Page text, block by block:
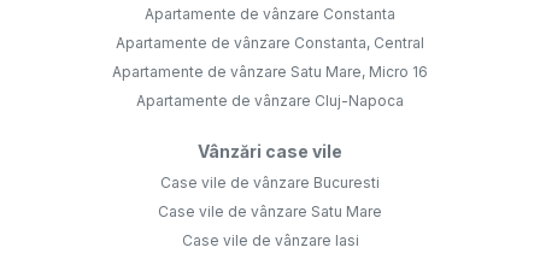
Apartamente de vânzare Constanta
Apartamente de vânzare Constanta, Central
Apartamente de vânzare Satu Mare, Micro 16
Apartamente de vânzare Cluj-Napoca
Vânzări case vile
Case vile de vânzare Bucuresti
Case vile de vânzare Satu Mare
Case vile de vânzare Iasi